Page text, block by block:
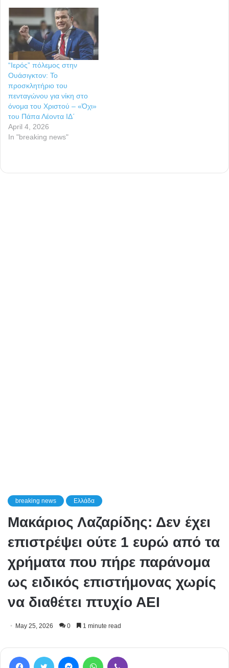
“Ιερός” πόλεμος στην
Ουάσιγκτον: Το
προσκλητήριο του
πενταγώνου για νίκη στο
όνομα του Χριστού – «Όχι»
του Πάπα Λέοντα ΙΔ΄
April 4, 2026
In "breaking news"